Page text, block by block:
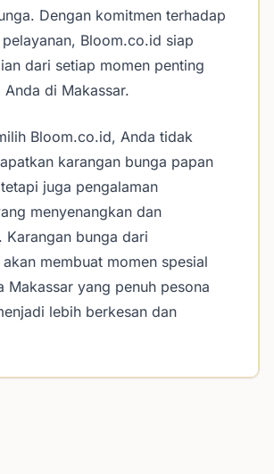
Dengan komitmen terhadap
Bloom.co.id siap
dari setiap momen penting
di Makassar.
Bloom.co.id, Anda tidak
karangan bunga papan
juga pengalaman
menyenangkan dan
Karangan bunga dari
membuat momen spesial
Makassar yang penuh pesona
lebih berkesan dan